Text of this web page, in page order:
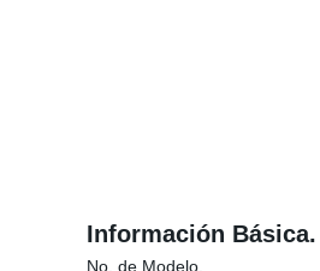
Información Básica.
No. de Modelo.